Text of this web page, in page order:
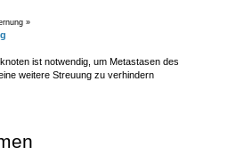
»
ist notwendig, um Metastasen des
weitere Streuung zu verhindern